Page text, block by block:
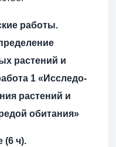
работы.
растений и
1 «Исследо­
растений и
обитания»
(6 ч).